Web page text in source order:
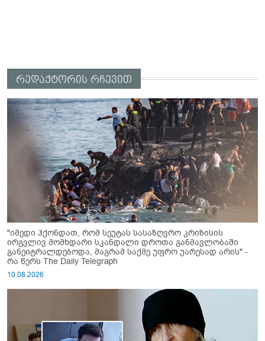
რედაქტორის რჩევით
"იმედი ჰქონდათ, რომ სეუტას სასაზღვრო კრიზისის
ირგვლივ მომხდარი სკანდალი დროთა განმავლობაში
განეიტრალდებოდა, მაგრამ საქმე უფრო უარესად არის" -
რა წერს The Daily Telegraph
10.08.2026